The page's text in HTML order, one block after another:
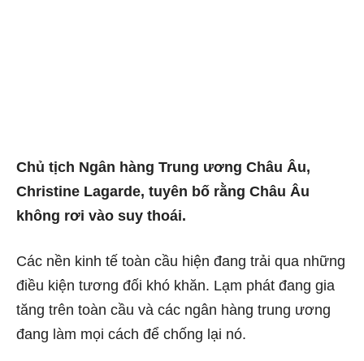
Chủ tịch Ngân hàng Trung ương Châu Âu,
Christine Lagarde, tuyên bố rằng Châu Âu
không rơi vào suy thoái.
Các nền kinh tế toàn cầu hiện đang trải qua những
điều kiện tương đối khó khăn. Lạm phát đang gia
tăng trên toàn cầu và các ngân hàng trung ương
đang làm mọi cách để chống lại nó.